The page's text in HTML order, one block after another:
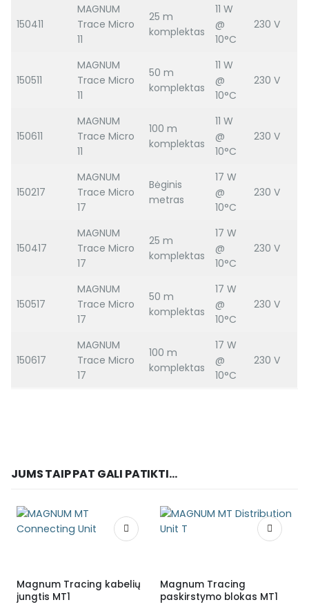
150411
MAGNUM
Trace Micro
11
25 m
komplektas
11 W
@
10°C
230 V
150511
MAGNUM
Trace Micro
11
50 m
komplektas
11 W
@
10°C
230 V
150611
MAGNUM
Trace Micro
11
100 m
komplektas
11 W
@
10°C
230 V
150217
MAGNUM
Trace Micro
17
Bėginis
metras
17 W
@
10°C
230 V
150417
MAGNUM
Trace Micro
17
25 m
komplektas
17 W
@
10°C
230 V
150517
MAGNUM
Trace Micro
17
50 m
komplektas
17 W
@
10°C
230 V
150617
MAGNUM
Trace Micro
17
100 m
komplektas
17 W
@
10°C
230 V
JUMS TAIP PAT GALI PATIKTI...
Magnum Tracing kabelių
jungtis MT1
Magnum Tracing
paskirstymo blokas MT1